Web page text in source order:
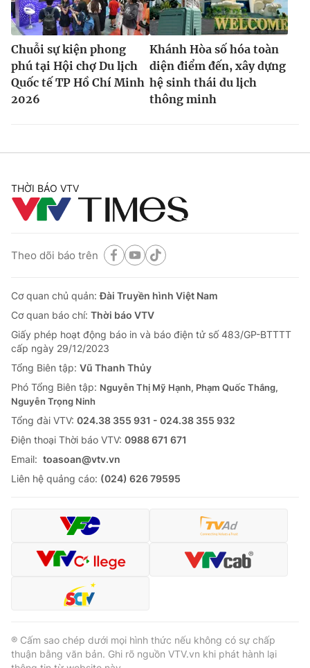
Chuỗi sự kiện phong
phú tại Hội chợ Du lịch
Quốc tế TP Hồ Chí Minh
2026
Khánh Hòa số hóa toàn
diện điểm đến, xây dựng
hệ sinh thái du lịch
thông minh
THỜI BÁO VTV
Theo dõi báo trên
Cơ quan chủ quản:Đài Truyền hình Việt Nam
Cơ quan báo chí: Thời báo VTV
Giấy phép hoạt động báo in và báo điện tử số 483/GP-BTTTT
cấp ngày 29/12/2023
Tổng Biên tập: Vũ Thanh Thủy
Phó Tổng Biên tập: Nguyễn Thị Mỹ Hạnh, Phạm Quốc Thắng,
Nguyễn Trọng Ninh
Tổng đài VTV: 024.38 355 931 - 024.38 355 932
Ðiện thoại Thời báo VTV: 0988 671 671
Email: toasoan@vtv.vn
Liên hệ quảng cáo: (024) 626 79595
® Cấm sao chép dưới mọi hình thức nếu không có sự chấp
thuận bằng văn bản. Ghi rõ nguồn VTV.vn khi phát hành lại